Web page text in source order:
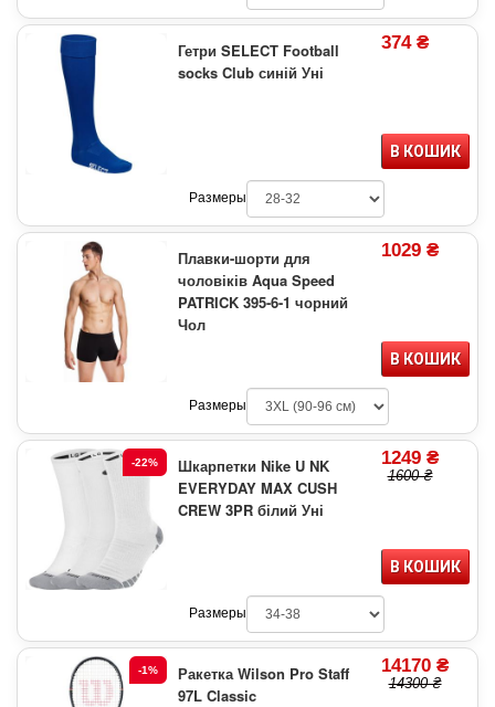
Гетри SELECT Football
socks Club синій Уні
374 ₴
В КОШИК
Размеры
Плавки-шорти для
чоловіків Aqua Speed
PATRICK 395-6-1 чорний
Чол
1029 ₴
В КОШИК
Размеры
-22%
Шкарпетки Nike U NK
EVERYDAY MAX CUSH
CREW 3PR білий Уні
1249 ₴
1600 ₴
В КОШИК
Размеры
-1%
Ракетка Wilson Pro Staff
97L Classic
14170 ₴
14300 ₴